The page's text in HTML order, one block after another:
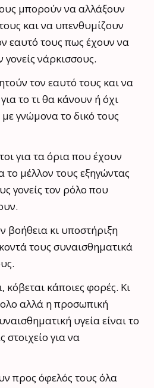
τους μπορούν να αλλάξουν
και να υπενθυμίζουν
εαυτό τους πως έχουν να
νάρκισσους.
τον εαυτό τους και να
το τι θα κάνουν ή όχι
γνώμονα το δικό τους
για τα όρια που έχουν
το μέλλον τους εξηγώντας
γονείς τον ρόλο που
βοήθεια κι υποστήριξη
τους συναισθηματικά
κόβεται κάποιες φορές. Κι
αλλά η προσωπική
υγεία είναι το
για να
προς όφελός τους όλα